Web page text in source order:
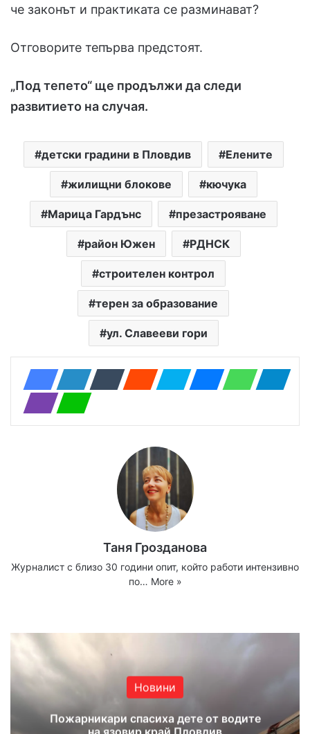
че законът и практиката се разминават?
Отговорите тепърва предстоят.
„Под тепето“ ще продължи да следи
развитието на случая.
детски градини в Пловдив Елените
жилищни блокове кючука
Марица Гардънс презастрояване
район Южен РДНСК
строителен контрол
терен за образование
ул. Славееви гори
Таня Грозданова
Журналист с близо 30 години опит, който работи интензивно
по… More »
Новини
Пожарникари спасиха дете от водите